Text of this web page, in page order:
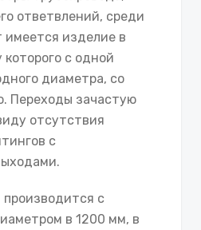
ответвлений, среди
имеется изделие в
с одной
диаметра, со
Переходы зачастую
отсутствия
с
с
в 1200 мм, в